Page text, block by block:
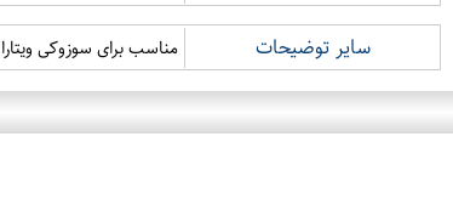
سایر توضیحات مناسب برای سوزوکی